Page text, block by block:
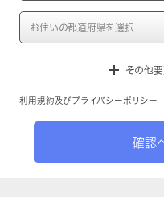
その他
利用規約 及び プライバシーポリシー
確認